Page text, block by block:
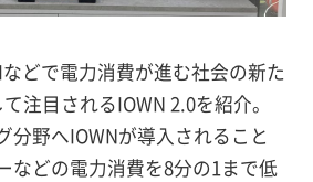
どで電力消費が進む社会の新た
注目されるIOWN 2.0を紹介。
分野へIOWNが導入されること
などの電力消費を8分の1まで低